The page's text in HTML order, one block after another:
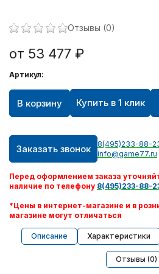
Отзывы (0)
от 53 477 ₽
Артикул:
В корзину Купить в 1 клик
Заказать звонок
8(495)233-88-
info@game77.ru
Перед оформлением заказа
наличие по телефону 8(495)233-88-
*Цены в интернет-магазине и в
магазине могут отличаться
Описание Характеристики
Отзывы (0)
Игрушки ручной работы
Шлем виртуальной реальности Oculus
Квадрокоптеры
Apple AirPods
PlayStation Portable
Xbox 360
Персональный уход